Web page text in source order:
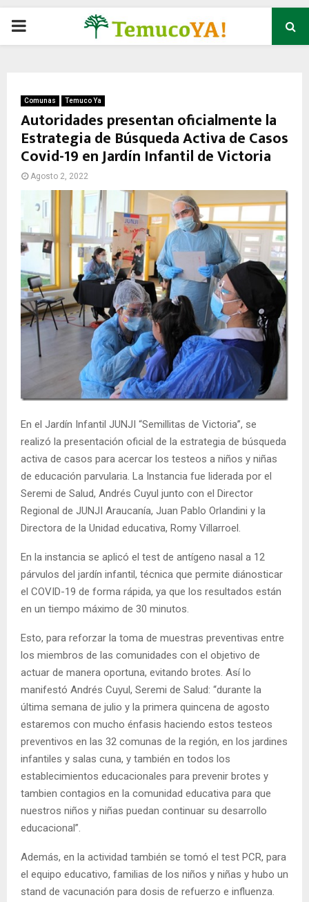
P
M
A
Y
M
E
U
Comunas Temuco Ya
Autoridades presentan oficialmente la
Estrategia de Búsqueda Activa de Casos
Covid-19 en Jardín Infantil de Victoria
Agosto 2, 2022
En el Jardín Infantil JUNJI “Semillitas de Victoria”, se
realizó la presentación oficial de la estrategia de búsqueda
activa de casos para acercar los testeos a niños y niñas
de educación parvularia. La Instancia fue liderada por el
Seremi de Salud, Andrés Cuyul junto con el Director
Regional de JUNJI Araucanía, Juan Pablo Orlandini y la
Directora de la Unidad educativa, Romy Villarroel.
En la instancia se aplicó el test de antígeno nasal a 12
párvulos del jardín infantil, técnica que permite diánosticar
el COVID-19 de forma rápida, ya que los resultados están
en un tiempo máximo de 30 minutos.
Esto, para reforzar la toma de muestras preventivas entre
los miembros de las comunidades con el objetivo de
actuar de manera oportuna, evitando brotes. Así lo
manifestó Andrés Cuyul, Seremi de Salud: “durante la
última semana de julio y la primera quincena de agosto
estaremos con mucho énfasis haciendo estos testeos
preventivos en las 32 comunas de la región, en los jardines
infantiles y salas cuna, y también en todos los
establecimientos educacionales para prevenir brotes y
tambien contagios en la comunidad educativa para que
nuestros niños y niñas puedan continuar su desarrollo
educacional”.
Además, en la actividad también se tomó el test PCR, para
el equipo educativo, familias de los niños y niñas y hubo un
stand de vacunación para dosis de refuerzo e influenza.